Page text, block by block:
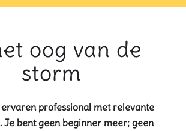
oog van de
storm
professional met relevante
Je bent geen beginner meer; geen